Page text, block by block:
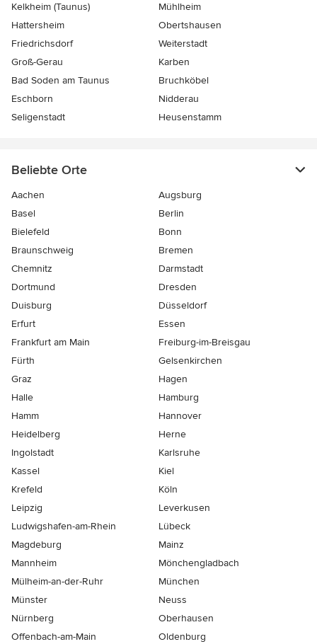
Kelkheim (Taunus)
Mühlheim
Hattersheim
Obertshausen
Friedrichsdorf
Weiterstadt
Groß-Gerau
Karben
Bad Soden am Taunus
Bruchköbel
Eschborn
Nidderau
Seligenstadt
Heusenstamm
Beliebte Orte
Aachen
Augsburg
Basel
Berlin
Bielefeld
Bonn
Braunschweig
Bremen
Chemnitz
Darmstadt
Dortmund
Dresden
Duisburg
Düsseldorf
Erfurt
Essen
Frankfurt am Main
Freiburg-im-Breisgau
Fürth
Gelsenkirchen
Graz
Hagen
Halle
Hamburg
Hamm
Hannover
Heidelberg
Herne
Ingolstadt
Karlsruhe
Kassel
Kiel
Krefeld
Köln
Leipzig
Leverkusen
Ludwigshafen-am-Rhein
Lübeck
Magdeburg
Mainz
Mannheim
Mönchen­gladbach
Mülheim-an-der-Ruhr
München
Münster
Neuss
Nürnberg
Oberhausen
Offenbach-am-Main
Oldenburg